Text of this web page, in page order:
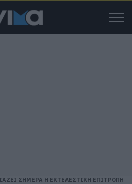
ΣΗΜΕΡΑ Η ΕΚΤΕΛΕΣΤΙΚΗ ΕΠΙΤΡΟΠΗ